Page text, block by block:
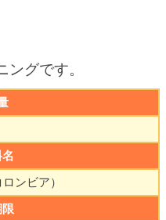
グです。
名
ンビア）